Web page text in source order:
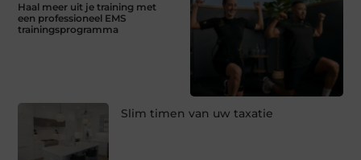
Haal meer uit je training met
een professioneel EMS
trainingsprogramma
Slim timen van uw taxatie